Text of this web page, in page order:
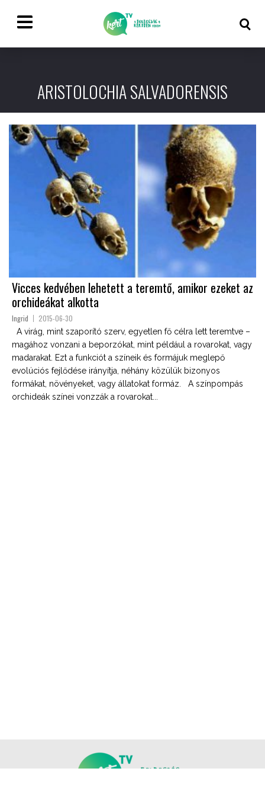
ARISTOLOCHIA SALVADORENSIS
Vicces kedvében lehetett a teremtő, amikor ezeket az
orchideákat alkotta
Ingrid 2015-06-30
A virág, mint szaporító szerv, egyetlen fő célra lett teremtve –
magához vonzani a beporzókat, mint például a rovarokat, vagy
madarakat. Ezt a funkciót a színeik és formájuk meglepő
evolúciós fejlődése irányítja, néhány közülük bizonyos
formákat, növényeket, vagy állatokat formáz. A színpompás
orchideák színei vonzzák a rovarokat...